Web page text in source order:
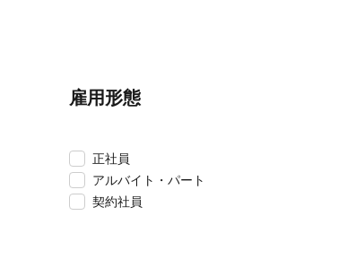
雇用形態
正社員
アルバイト・パート
契約社員